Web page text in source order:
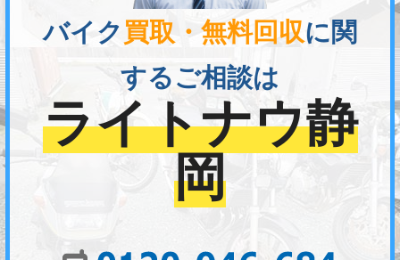
バイク 買取・無料回収に関
するご相談は
ライトナウ静
岡